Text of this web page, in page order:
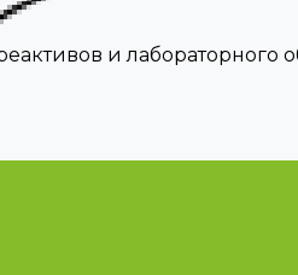
и лабораторного